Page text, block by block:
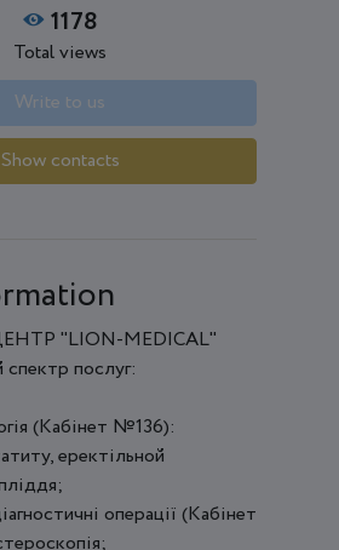
1178
Total views
Write to us
Show contacts
"LION-MEDICAL"
спектр послуг:
(Кабінет №136):
еректільной
операції (Кабінет